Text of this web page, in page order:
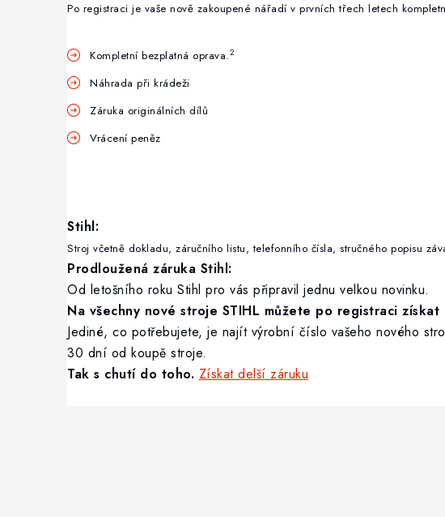
Po registraci je vaše nově zakoupené nářadí v prvních třech letech
Kompletní bezplatná oprava.2
Náhrada při krádeži
Záruka originálních dílů
Vrácení peněz
Stihl:
Stroj včetně dokladu, záručního listu, telefonního čísla, stručného popisu
Prodloužená záruka Stihl:
Od letošního roku Stihl pro vás připravil jednu velkou novinku.
Na všechny nové stroje STIHL můžete po registraci
Jediné, co potřebujete, je najít výrobní číslo vašeho nového
30 dní od koupě stroje.
Tak s chutí do toho. Získat delší záruku